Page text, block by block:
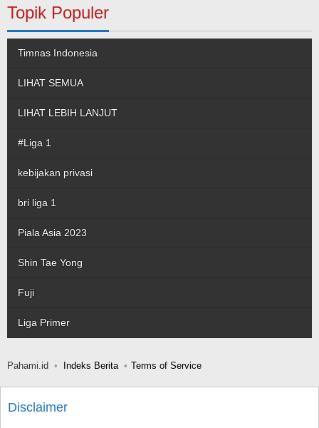
Topik Populer
Timnas Indonesia
LIHAT SEMUA
LIHAT LEBIH LANJUT
#Liga 1
kebijakan privasi
bri liga 1
Piala Asia 2023
Shin Tae Yong
Fuji
Liga Primer
Pahami.id Indeks Berita Terms of Service
Disclaimer